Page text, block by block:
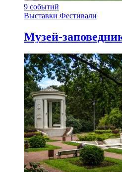
9 событий
Выставки Фестивали
Музей-